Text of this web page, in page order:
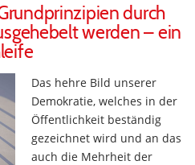
durch
werden – ein
Das hehre Bild unserer
Demokratie, welches in der
Öffentlichkeit beständig
gezeichnet wird und an das
auch die Mehrheit der